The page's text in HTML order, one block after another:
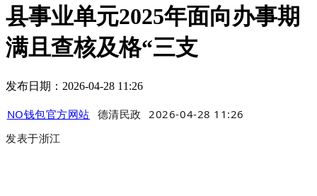
县事业单元2025年面向办事期
满且查核及格“三支
发布日期：2026-04-28 11:26
NO钱包官方网站 德清民政
2026-04-28 11:26
发表于浙江